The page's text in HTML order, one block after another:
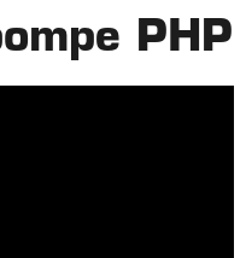
PHP